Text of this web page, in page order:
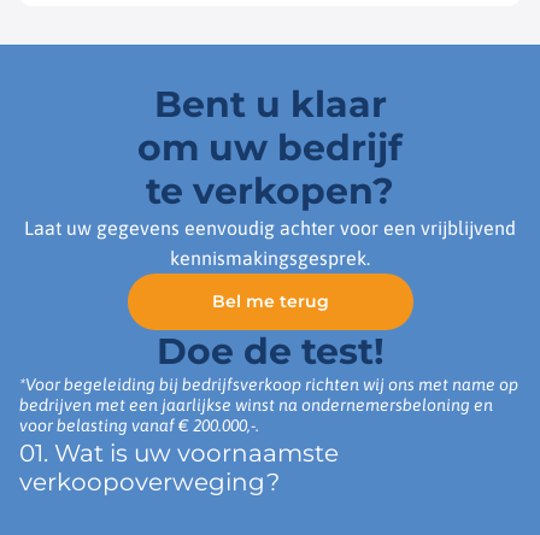
Bent u klaar
om uw bedrijf
te verkopen?
Laat uw gegevens eenvoudig achter voor een vrijblijvend
kennismakingsgesprek.
Bel me terug
Doe de test!
*Voor begeleiding bij bedrijfsverkoop richten wij ons met name op
bedrijven met een jaarlijkse winst na ondernemersbeloning en
voor belasting vanaf € 200.000,-.
01. Wat is uw voornaamste
verkoopoverweging?